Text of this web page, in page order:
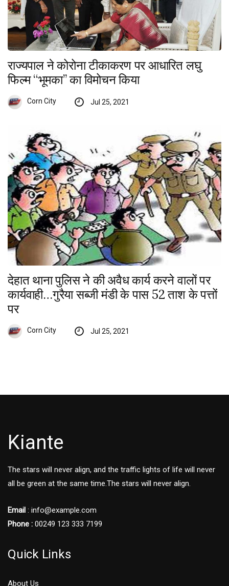
राज्यपाल ने कोरोना टीकाकरण पर आधारित लघु
फिल्म ‘‘भूमका’’ का विमोचन किया
Corn City Jul 25, 2021
देहात थाना पुलिस ने की अवैध कार्य करने वालों पर
कार्यवाही…गुरैया सब्जी मंडी के पास 52 ताश के पत्तों
पर
Corn City Jul 25, 2021
Kiante
The stars will never align, and the traffic lights of life will never
all be green at the same time.The stars will never align.
Email : info@example.com
Phone : 00249 123 333 7199
Quick Links
About Us